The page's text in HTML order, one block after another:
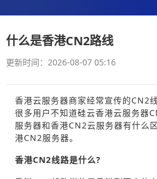
什么是香港CN2路线
更新时间：2026-08-07 05:16
香港云服务器商家经常宣传的CN2
很多用户不知道硅云香港云服务器
服务器和香港CN2云服务器有什么
港CN2服务器。
香港CN2线路是什么?